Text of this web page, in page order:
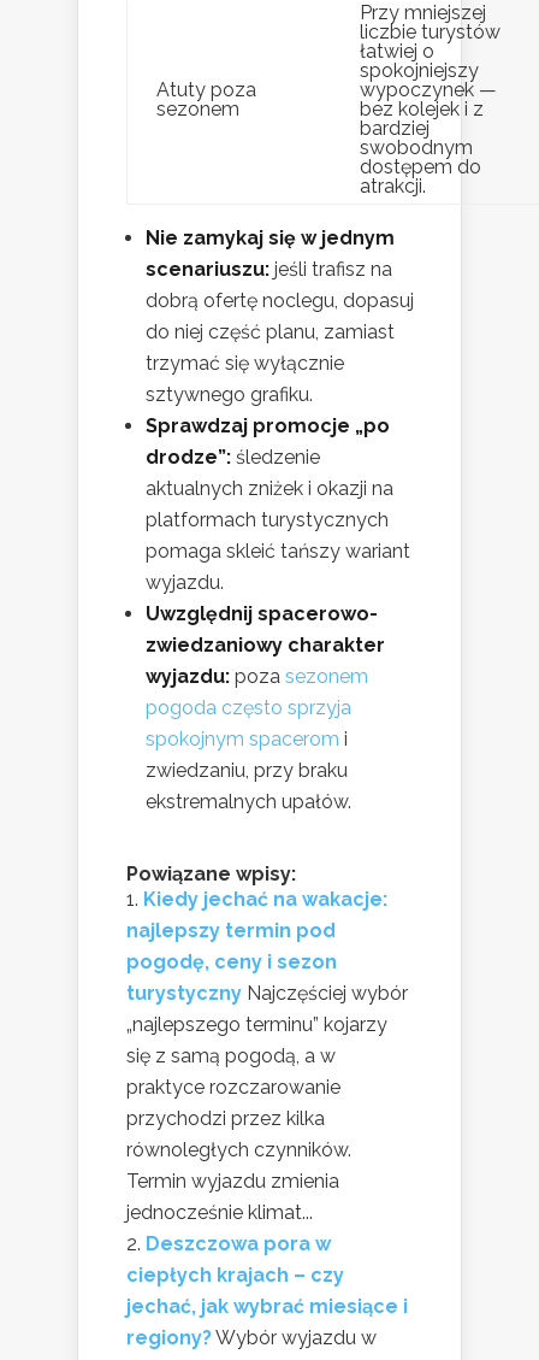
Atuty poza
sezonem
Przy mniejszej
liczbie turystów
łatwiej o
spokojniejszy
wypoczynek —
bez kolejek i z
bardziej
swobodnym
dostępem do
atrakcji.
Nie zamykaj się w jednym
scenariuszu: jeśli trafisz na
dobrą ofertę noclegu, dopasuj
do niej część planu, zamiast
trzymać się wyłącznie
sztywnego grafiku.
Sprawdzaj promocje „po
drodze”: śledzenie
aktualnych zniżek i okazji na
platformach turystycznych
pomaga skleić tańszy wariant
wyjazdu.
Uwzględnij spacerowo-
zwiedzaniowy charakter
wyjazdu: poza sezonem
pogoda często sprzyja
spokojnym spacerom i
zwiedzaniu, przy braku
ekstremalnych upałów.
Powiązane wpisy:
Kiedy jechać na wakacje:
najlepszy termin pod
pogodę, ceny i sezon
turystyczny Najczęściej wybór
„najlepszego terminu” kojarzy
się z samą pogodą, a w
praktyce rozczarowanie
przychodzi przez kilka
równoległych czynników.
Termin wyjazdu zmienia
jednocześnie klimat...
Deszczowa pora w
ciepłych krajach – czy
jechać, jak wybrać miesiące i
regiony?Wybór wyjazdu w